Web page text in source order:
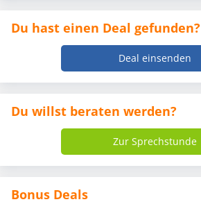
Du hast einen Deal gefunden?
Deal einsenden
Du willst beraten werden?
Zur Sprechstunde
Bonus Deals